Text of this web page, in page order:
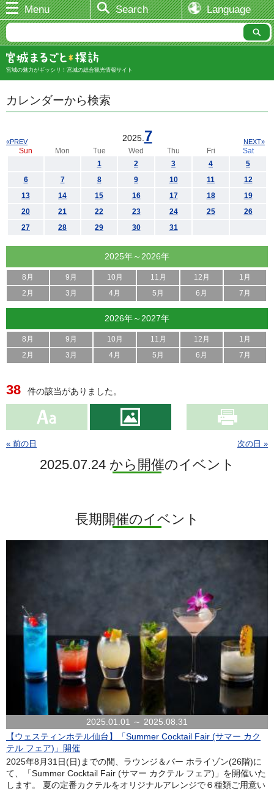
Menu Search Language
宮城の魅力がギッシリ！宮城の総合観光情報サイト
カレンダーから検索
2025. 7
«PREV NEXT»
Sun Mon Tue Wed Thu Fri
Sat
1
2 3 4
5
6
7 8 9 10 11
12
13
14 15 16 17 18
19
20
21 22 23 24 25
26
27
28 29 30 31
2025年～2026年
8月 9月 10月 11月 12月
1月
2月
3月 4月 5月 6月 7月
2026年～2027年
8月 9月 10月 11月 12月
1月
2月
3月 4月 5月 6月 7月
38 件の該当がありました。
« 前の日 次の日 »
2025.07.24 から開催のイベント
長期開催のイベント
2025.01.01 ～ 2025.08.31
【ウェスティンホテル仙台】「Summer Cocktail Fair (サマー カク
テル フェア)」開催
2025年8月31日(日)までの間、ラウンジ＆バー ホライゾン(26階)に
て、「Summer Cocktail Fair (サマー カクテル フェア)」を開催いた
します。 夏の定番カクテルをオリジナルアレンジで６種類ご用意い